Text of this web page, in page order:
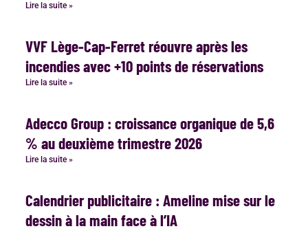
Lire la suite »
VVF Lège-Cap-Ferret réouvre après les
incendies avec +10 points de réservations
Lire la suite »
Adecco Group : croissance organique de 5,6
% au deuxième trimestre 2026
Lire la suite »
Calendrier publicitaire : Ameline mise sur le
dessin à la main face à l’IA